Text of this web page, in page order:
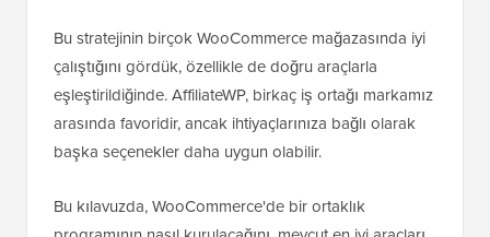
Bu stratejinin birçok WooCommerce mağazasında iyi
çalıştığını gördük, özellikle de doğru araçlarla
eşleştirildiğinde. AffiliateWP, birkaç iş ortağı markamız
arasında favoridir, ancak ihtiyaçlarınıza bağlı olarak
başka seçenekler daha uygun olabilir.
Bu kılavuzda, WooCommerce'de bir ortaklık